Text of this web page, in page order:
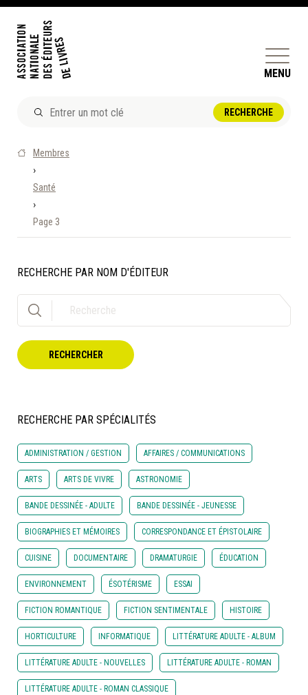
MENU
DOSSIERS ET ENJEUX
ÊTRE ÉDITEUR·TRICE
PERFECTIONNEMENT
ET SERVICES AUX MEMBRES
À LA POINTE DE LA PROFESSION
RÉPERTOIRE DES MEMBRES
CALENDRIER
Membres
›
Santé
›
Page 3
RECHERCHE PAR NOM D'ÉDITEUR
RECHERCHER
RECHERCHE PAR SPÉCIALITÉS
ADMINISTRATION / GESTION AFFAIRES / COMMUNICATIONS
ARTS ARTS DE VIVRE ASTRONOMIE
BANDE DESSINÉE - ADULTE BANDE DESSINÉE - JEUNESSE
BIOGRAPHIES ET MÉMOIRES CORRESPONDANCE ET ÉPISTOLAIRE
CUISINE DOCUMENTAIRE DRAMATURGIE ÉDUCATION
ENVIRONNEMENT ÉSOTÉRISME ESSAI
FICTION ROMANTIQUE FICTION SENTIMENTALE HISTOIRE
HORTICULTURE INFORMATIQUE LITTÉRATURE ADULTE - ALBUM
LITTÉRATURE ADULTE - NOUVELLES LITTÉRATURE ADULTE - ROMAN
LITTÉRATURE ADULTE - ROMAN CLASSIQUE